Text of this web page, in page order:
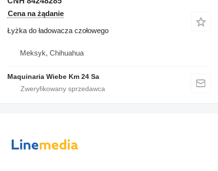
Cena na żądanie
Łyżka do ładowacza czołowego
Meksyk, Chihuahua
Maquinaria Wiebe Km 24 Sa